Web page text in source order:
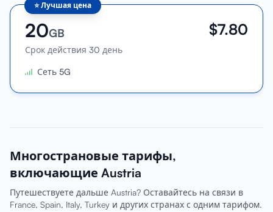
⭐Лучшая цена
20GB
Срок действия 30 день
$7.80
Сеть 5G
Многострановые тарифы,
включающие Austria
Путешествуете дальше Austria? Оставайтесь на связи в
France, Spain, Italy, Turkey и других странах с одним тарифом.